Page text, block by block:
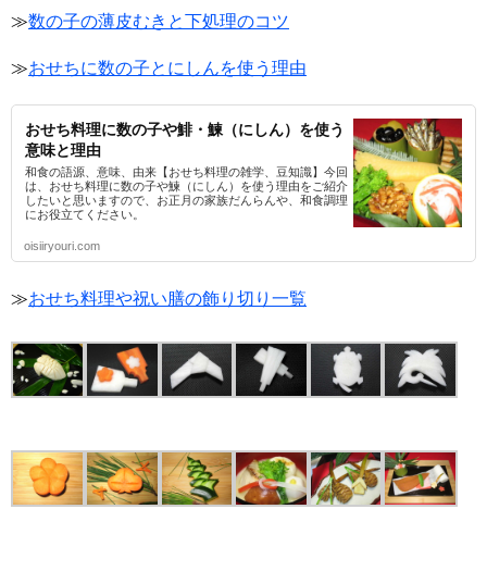
≫数の子の薄皮むきと下処理のコツ
≫おせちに数の子とにしんを使う理由
おせち料理に数の子や鯡・鰊（にしん）を使う
意味と理由
和食の語源、意味、由来【おせち料理の雑学、豆知識】今回
は、おせち料理に数の子や鰊（にしん）を使う理由をご紹介
したいと思いますので、お正月の家族だんらんや、和食調理
にお役立てください。
oisiiryouri.com
≫おせち料理や祝い膳の飾り切り一覧